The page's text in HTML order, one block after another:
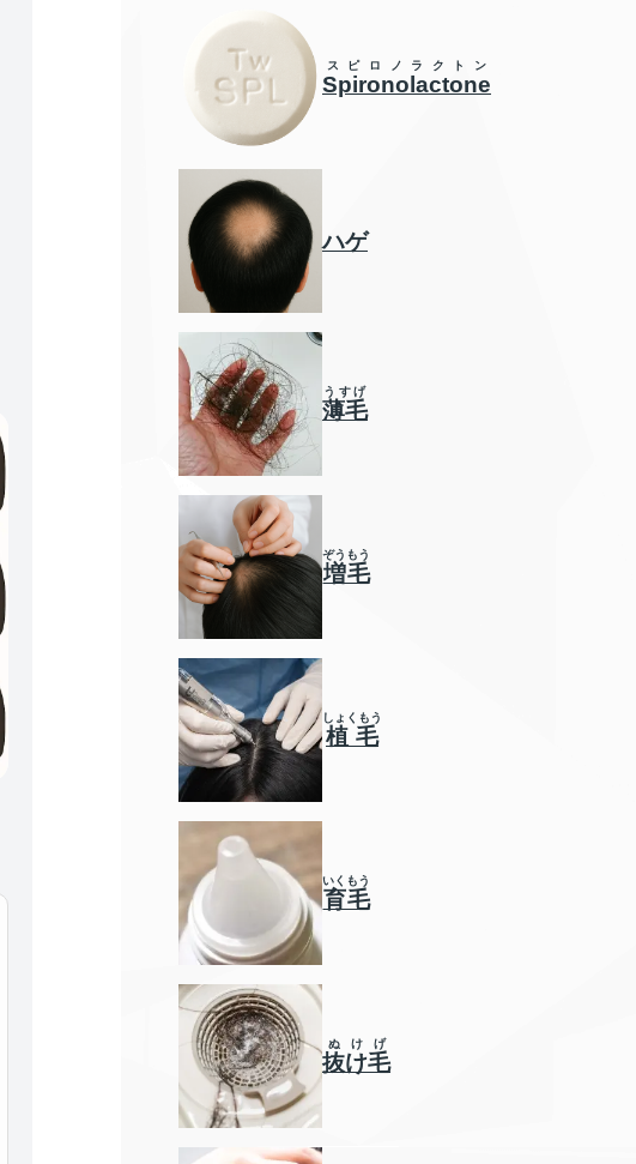
Spironolactone
スピロノラクトン
ハゲ
薄毛
うすげ
増毛
ぞうもう
植毛
しょくもう
育毛
いくもう
抜け毛
ぬけげ